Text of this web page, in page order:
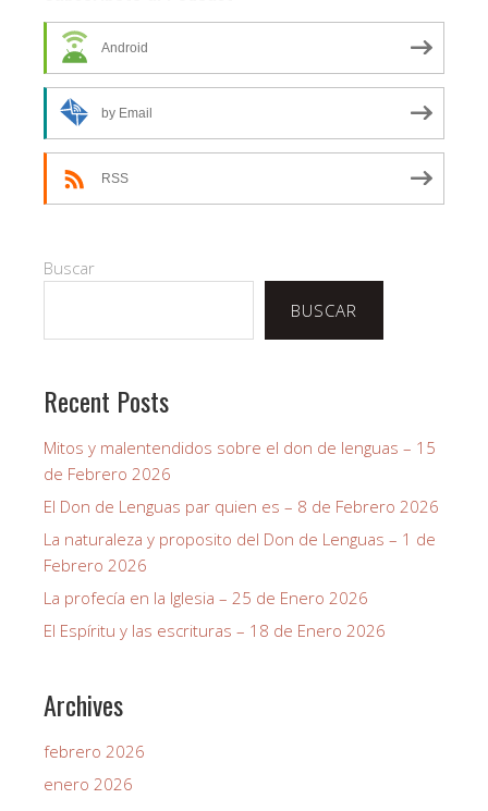
Android
by Email
RSS
Buscar
BUSCAR
Recent Posts
Mitos y malentendidos sobre el don de lenguas – 15
de Febrero 2026
El Don de Lenguas par quien es – 8 de Febrero 2026
La naturaleza y proposito del Don de Lenguas – 1 de
Febrero 2026
La profecía en la Iglesia – 25 de Enero 2026
El Espíritu y las escrituras – 18 de Enero 2026
Archives
febrero 2026
enero 2026